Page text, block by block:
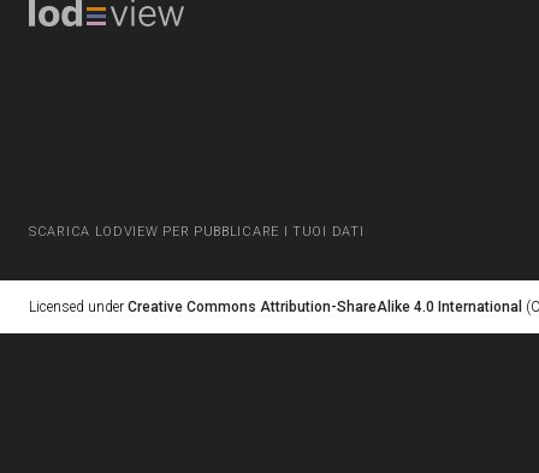
SCARICA LODVIEW PER PUBBLICARE I TUOI DATI
Licensed under Creative Commons Attribution-ShareAlike 4.0 International